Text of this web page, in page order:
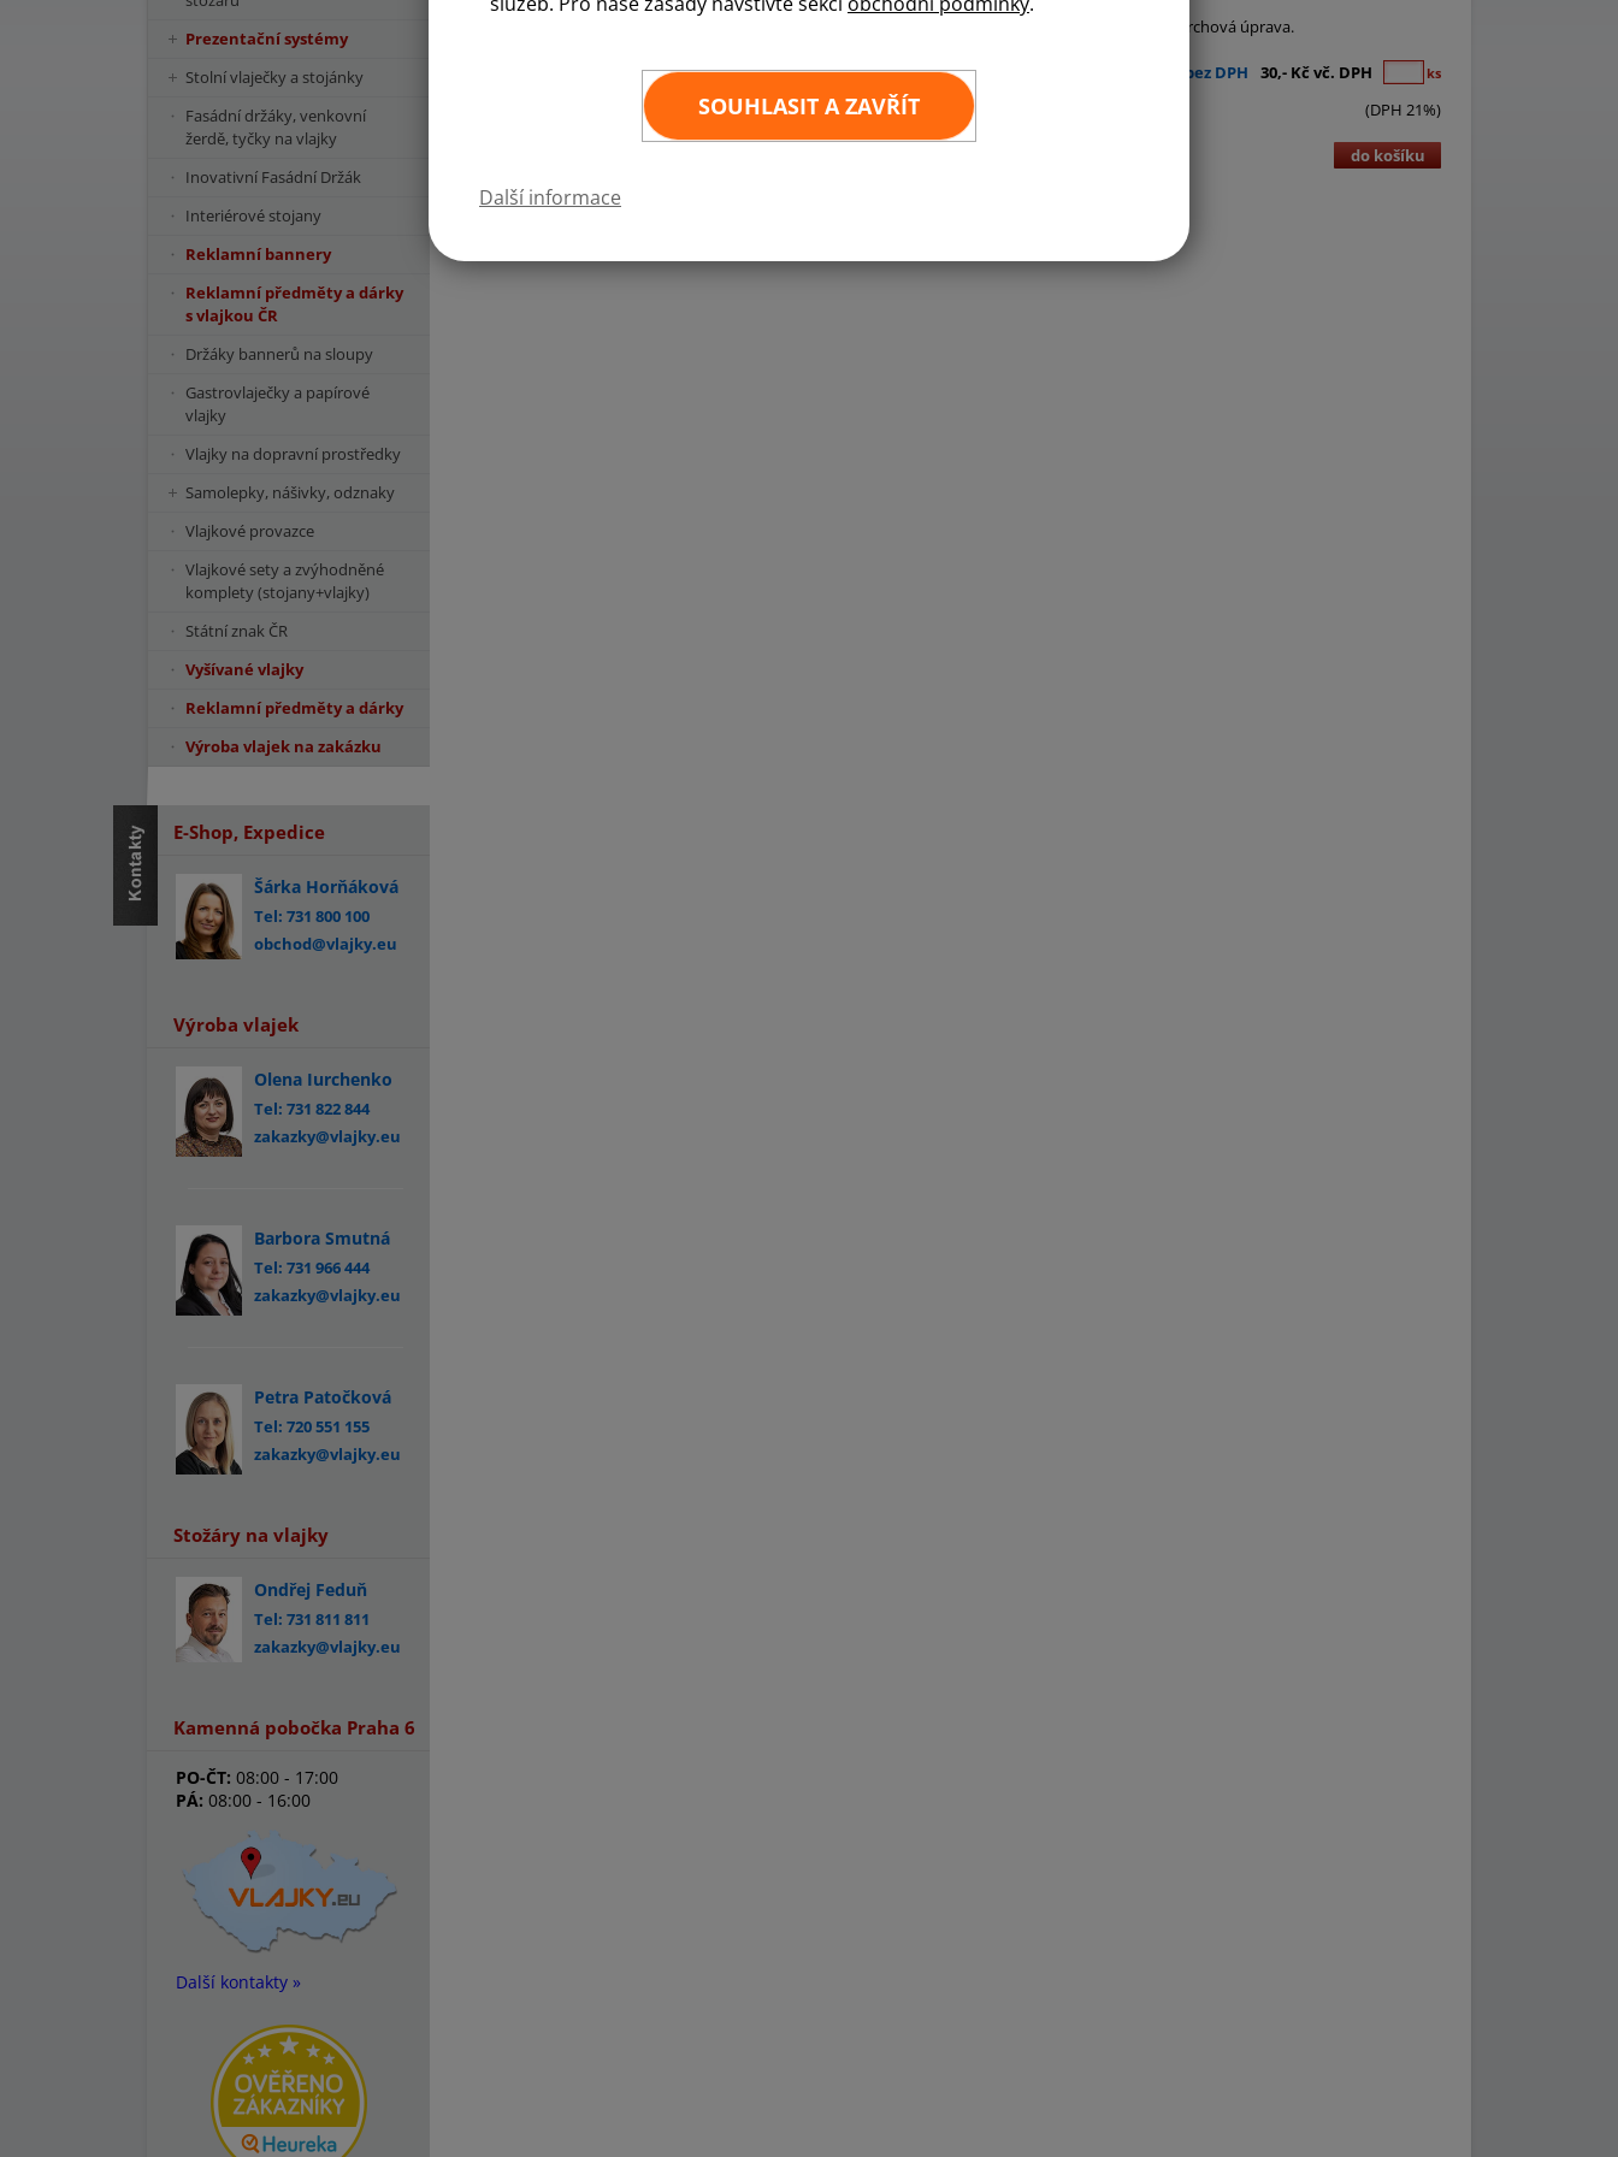
SOUHLASIT A ZAVŘÍT
Další informace
Kvalitní samolepka státní vlajky v rozměru 6x4 cm. Odolná povrchová úprava.
6×4 cm 25,- Kč bez DPH 30,- Kč vč. DPH ks
(DPH 21%)
do košíku
Kód státu: EE
Prezentační systémy
Stolní vlaječky a stojánky
Fasádní držáky, venkovní
žerdě, tyčky na vlajky
Inovativní Fasádní Držák
Interiérové stojany
Reklamní bannery
Reklamní předměty a dárky
s vlajkou ČR
Držáky bannerů na sloupy
Gastrovlaječky a papírové
vlajky
Vlajky na dopravní prostředky
Samolepky, nášivky, odznaky
Vlajkové provazce
Vlajkové sety a zvýhodněné
komplety (stojany+vlajky)
Státní znak ČR
Vyšívané vlajky
Reklamní předměty a dárky
Výroba vlajek na zakázku
E-Shop, Expedice
Šárka Horňáková
Tel: 731 800 100
obchod@vlajky.eu
Výroba vlajek
Olena Iurchenko
Tel: 731 822 844
zakazky@vlajky.eu
Barbora Smutná
Tel: 731 966 444
zakazky@vlajky.eu
Petra Patočková
Tel: 720 551 155
zakazky@vlajky.eu
Stožáry na vlajky
Ondřej Feduň
Tel: 731 811 811
zakazky@vlajky.eu
Kamenná pobočka Praha 6
PO-ČT: 08:00 - 17:00
PÁ: 08:00 - 16:00
Další kontakty »